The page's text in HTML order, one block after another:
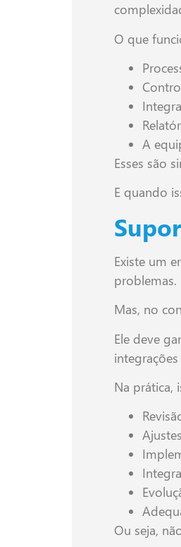
O que
A
Esses são
E quando
Existe um
problemas.
Mas, no
Ele deve
Na prática,
Ou seja,